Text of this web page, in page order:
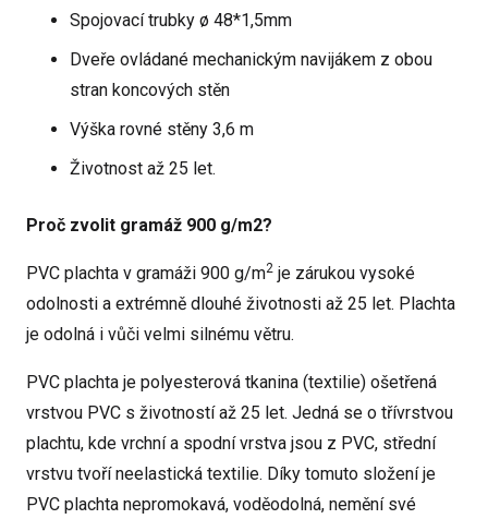
Spojovací trubky ø 48*1,5mm
Dveře ovládané mechanickým navijákem z obou
stran koncových stěn
Výška rovné stěny 3,6 m
Životnost až 25 let.
Proč zvolit gramáž 900 g/m2?
PVC plachta v gramáži 900 g/m2 je zárukou vysoké
odolnosti a extrémně dlouhé životnosti až 25 let. Plachta
je odolná i vůči velmi silnému větru.
PVC plachta je polyesterová tkanina (textilie) ošetřená
vrstvou PVC s životností až 25 let. Jedná se o třívrstvou
plachtu, kde vrchní a spodní vrstva jsou z PVC, střední
vrstvu tvoří neelastická textilie. Díky tomuto složení je
PVC plachta nepromokavá, voděodolná, nemění své